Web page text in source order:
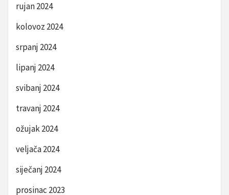
rujan 2024
kolovoz 2024
srpanj 2024
lipanj 2024
svibanj 2024
travanj 2024
ožujak 2024
veljača 2024
siječanj 2024
prosinac 2023